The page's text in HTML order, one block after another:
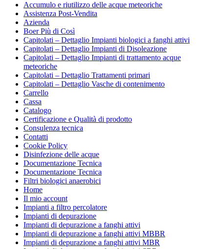
Accumulo e riutilizzo delle acque meteoriche
Assistenza Post-Vendita
Azienda
Boer Più di Così
Capitolati – Dettaglio Impianti biologici a fanghi attivi
Capitolati – Dettaglio Impianti di Disoleazione
Capitolati – Dettaglio Impianti di trattamento acque
meteoriche
Capitolati – Dettaglio Trattamenti primari
Capitolati – Dettaglio Vasche di contenimento
Carrello
Cassa
Catalogo
Certificazione e Qualità di prodotto
Consulenza tecnica
Contatti
Cookie Policy
Disinfezione delle acque
Documentazione Tecnica
Documentazione Tecnica
Filtri biologici anaerobici
Home
Il mio account
Impianti a filtro percolatore
Impianti di depurazione
Impianti di depurazione a fanghi attivi
Impianti di depurazione a fanghi attivi MBBR
Impianti di depurazione a fanghi attivi MBR